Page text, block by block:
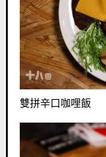
雙拼辛口咖哩飯